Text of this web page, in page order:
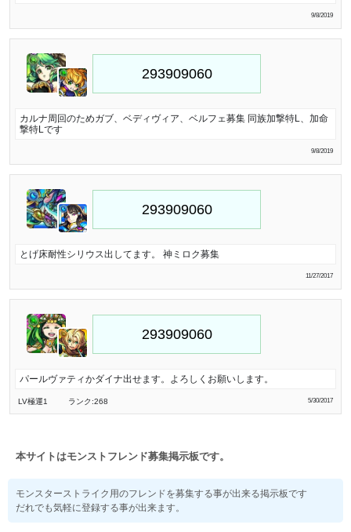
9/8/2019
カルナ周回のためガブ、ベディヴィア、ベルフェ募集 同族加撃特L、加命
撃特Lです
9/8/2019
とげ床耐性シリウス出してます。 神ミロク募集
11/27/2017
パールヴァティかダイナ出せます。よろしくお願いします。
LV極運1 ランク:268 5/30/2017
本サイトはモンストフレンド募集掲示板です。
モンスターストライク用のフレンドを募集する事が出来る掲示板です
だれでも気軽に登録する事が出来ます。